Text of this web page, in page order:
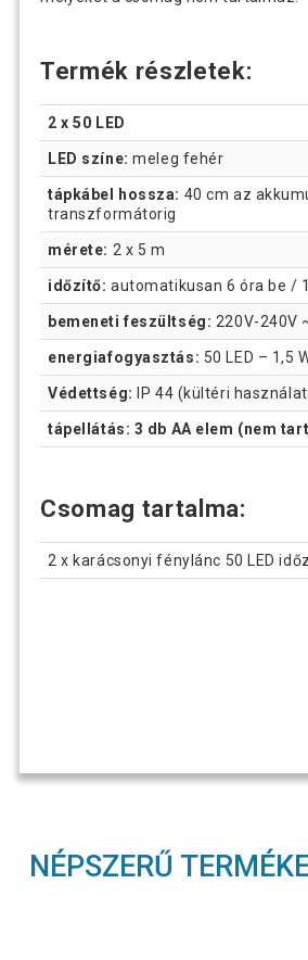
Termék részletek:
2 x 50 LED
LED színe: meleg fehér
tápkábel hossza: 40 cm az
transzformátorig
mérete: 2 x 5 m
időzítő: automatikusan 6 óra be /
bemeneti feszültség: 220V-240V
energiafogyasztás: 50 LED – 1,5
Védettség: IP 44 (kültéri
tápellátás: 3 db AA elem (nem
Csomag tartalma:
2 x karácsonyi fénylánc 50 LED
NÉPSZERŰ